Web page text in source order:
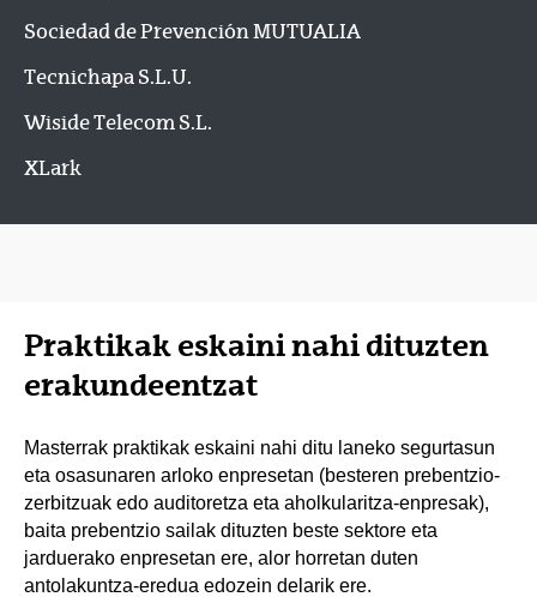
Sociedad de Prevención MUTUALIA
Tecnichapa S.L.U.
Wiside Telecom S.L.
XLark
Praktikak eskaini nahi dituzten
erakundeentzat
Masterrak praktikak eskaini nahi ditu laneko segurtasun
eta osasunaren arloko enpresetan (besteren prebentzio-
zerbitzuak edo auditoretza eta aholkularitza-enpresak),
baita prebentzio sailak dituzten beste sektore eta
jarduerako enpresetan ere, alor horretan duten
antolakuntza-eredua edozein delarik ere.